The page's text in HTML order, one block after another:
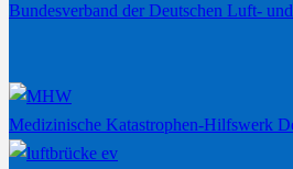
Bundesverband der Deutschen Luft-
Medizinische Katastrophen-Hilfswerk